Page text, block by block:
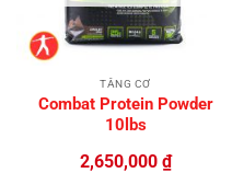
TĂNG CƠ
Combat Protein Powder
10lbs
2,650,000 ₫